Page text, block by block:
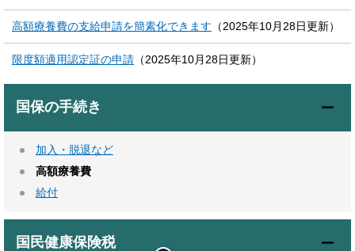
高額療養費の支給申請を簡素化できます （2025年10月28日更新）
限度額適用認定証の申請 （2025年10月28日更新）
国保の手続き
加入・脱退など
高額療養費
給付
国民健康保険税